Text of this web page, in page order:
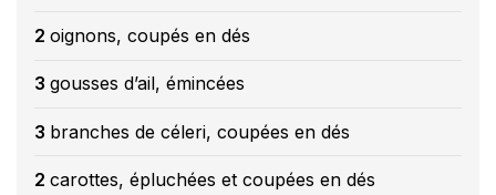
2 oignons, coupés en dés
3 gousses d’ail, émincées
3 branches de céleri, coupées en dés
2 carottes, épluchées et coupées en dés